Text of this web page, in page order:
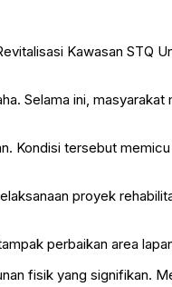
Kawasan STQ
Selama ini,
Kondisi tersebut
proyek
perbaikan area
fisik yang signifikan.